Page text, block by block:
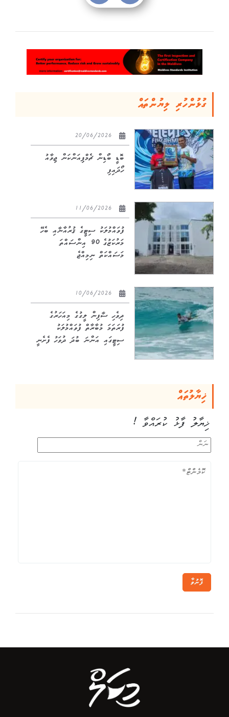
ގުޅުންހުރި ލިޔުންތައް
ބޮޑީ ބޯޑިން ޗެމްޕިއަންކަން ޖިވާއު
ހޯދައިފި
ފުވައްމުލަކު ސިޓީގެ ޤުރުއާނާއި ބެހޭ
މަރުކަޒުގެ 90 އިންސައްތަ
މަސައްކަތް ނިމިއްޖެ
ދިވެހި ސާފިން ލީގުގެ މިއަހަރުގެ
ފުރަތަމަ މުބާރާތް ފުވައްމުލަކު
ސިޓީގައި އަންނަ ބުދަ ދުވަހު ފެށެނީ
ޚިޔާލުތައް
ޚިޔާލު ފާޅު ކުރައްވާ !
ފޮނުވާ